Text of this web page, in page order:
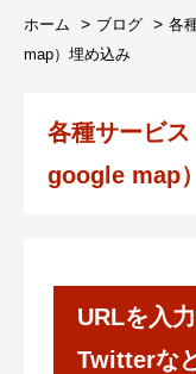
ホーム ブログ
各
map）埋め込み
各種サービ
google map
URLを入
Twitterな